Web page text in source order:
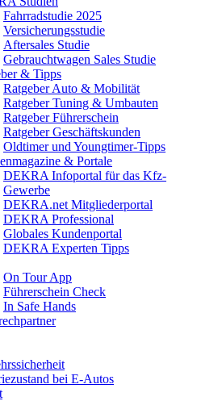
Fahrradstudie 2025
Versicherungsstudie
Aftersales Studie
Gebrauchtwagen Sales Studie
& Tipps
Ratgeber Auto & Mobilität
Ratgeber Tuning & Umbauten
Ratgeber Führerschein
Ratgeber Geschäftskunden
Oldtimer und Youngtimer-Tipps
& Portale
DEKRA Infoportal für das Kfz-
Gewerbe
DEKRA.net Mitgliederportal
DEKRA Professional
Globales Kundenportal
DEKRA Experten Tipps
On Tour App
Führerschein Check
In Safe Hands
bei E-Autos